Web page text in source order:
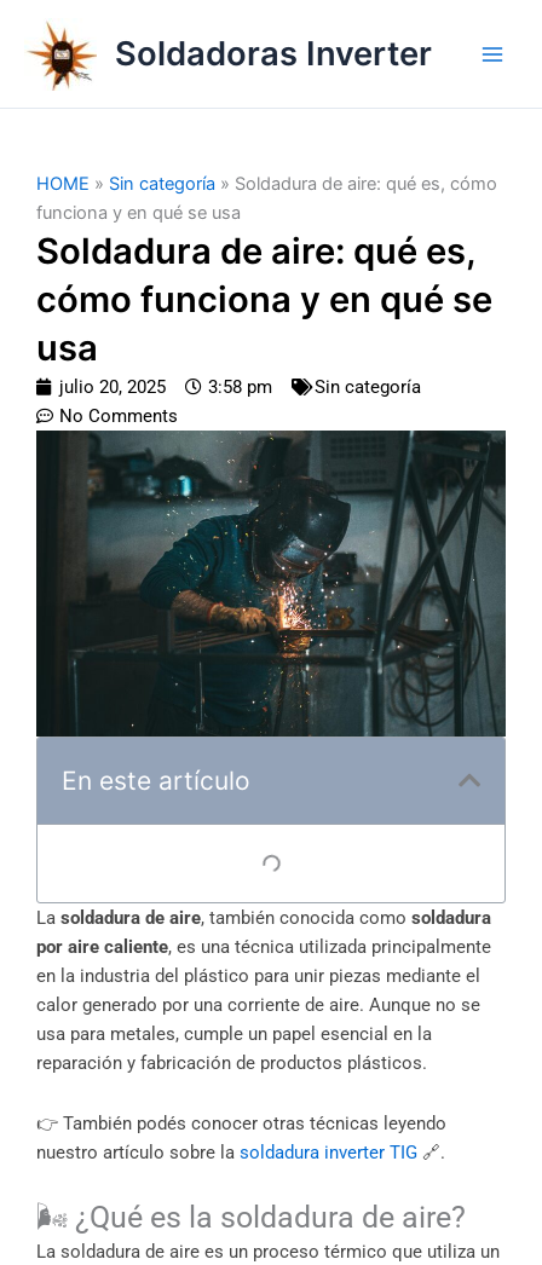
contenido
Soldadoras Inverter
HOME » Sin categoría » Soldadura de aire: qué es, cómo
funciona y en qué se usa
Soldadura de aire: qué es,
cómo funciona y en qué se
usa
julio 20, 2025 3:58 pm
Sin categoría
No Comments
En este artículo
La soldadura de aire, también conocida como soldadura
por aire caliente, es una técnica utilizada principalmente
en la industria del plástico para unir piezas mediante el
calor generado por una corriente de aire. Aunque no se
usa para metales, cumple un papel esencial en la
reparación y fabricación de productos plásticos.
👉 También podés conocer otras técnicas leyendo
nuestro artículo sobre la soldadura inverter TIG 🔗.
🌬️ ¿Qué es la soldadura de aire?
La soldadura de aire es un proceso térmico que utiliza un